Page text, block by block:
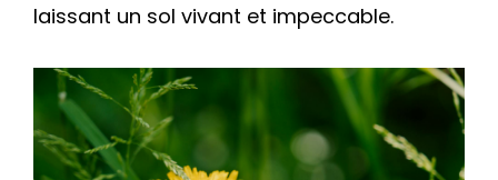
laissant un sol vivant et impeccable.